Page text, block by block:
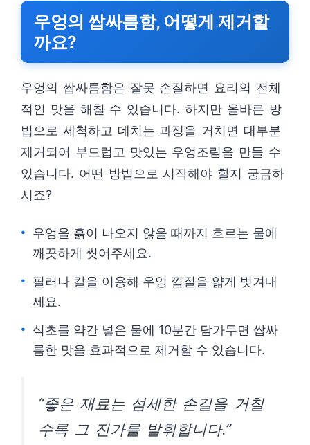
우엉의 쌉싸름함, 어떻게 제거할
까요?
우엉의 쌉싸름함은 잘못 손질하면 요리의 전체
적인 맛을 해칠 수 있습니다. 하지만 올바른 방
법으로 세척하고 데치는 과정을 거치면 대부분
제거되어 부드럽고 맛있는 우엉조림을 만들 수
있습니다. 어떤 방법으로 시작해야 할지 궁금하
시죠?
우엉을 흙이 나오지 않을 때까지 흐르는 물에
깨끗하게 씻어주세요.
필러나 칼을 이용해 우엉 껍질을 얇게 벗겨내
세요.
식초를 약간 넣은 물에 10분간 담가두면 쌉싸
름한 맛을 효과적으로 제거할 수 있습니다.
“좋은 재료는 섬세한 손길을 거칠
수록 그 진가를 발휘합니다.”